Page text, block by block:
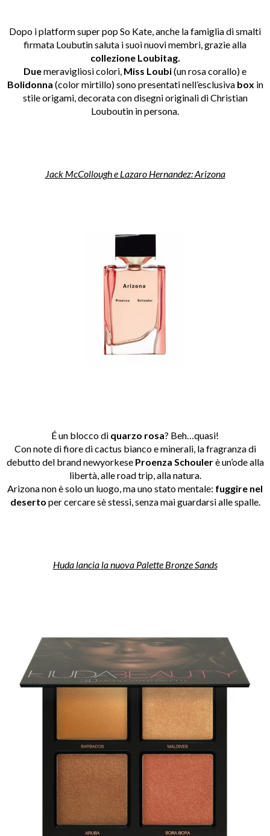
Dopo i platform super pop So Kate, anche la famiglia di smalti
firmata Loubutin saluta i suoi nuovi membri, grazie alla
collezione Loubitag.
Duemeravigliosi colori, Miss Loubi(un rosa corallo) e
Bolidonna (color mirtillo) sono presentati nell’esclusiva box in
stile origami, decorata con disegni originali di Christian
Louboutin in persona.
Jack McCollough e Lazaro Hernandez: Arizona
É un blocco di quarzo rosa? Beh…quasi!
Con note di fiore di cactus bianco e minerali, la fragranza di
debutto del brand newyorkese Proenza Schoulerè un’ode alla
libertà, alle road trip, alla natura.
Arizona non è solo un luogo, ma uno stato mentale: fuggire nel
deserto per cercare sè stessi, senza mai guardarsi alle spalle.
Huda lancia la nuova Palette Bronze Sands